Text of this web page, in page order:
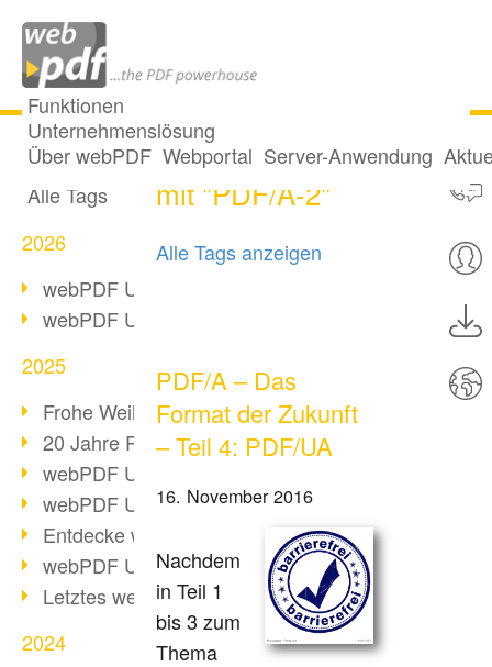
Funktionen
Unternehmenslösung
Über webPDF Webportal Server-Anwendung
Alle Beiträge
Alle Tags
2026
webPDF Update 10.0.5
webPDF Update 10.0.4
2025
Frohe Weihnachten & Auszeit
20 Jahre PDF/A
webPDF Update 10.0.3
webPDF Update 10.0.2
Entdecke webPDF 10
webPDF Update 9.0.0.3655
Letztes webPDF 8 Update
2024
2 Posts getaggt
mit "PDF/A-2"
Alle Tags anzeigen
PDF/A – Das
Format der Zukunft
– Teil 4: PDF/UA
16. November 2016
Nachdem
in Teil 1
bis 3 zum
Thema